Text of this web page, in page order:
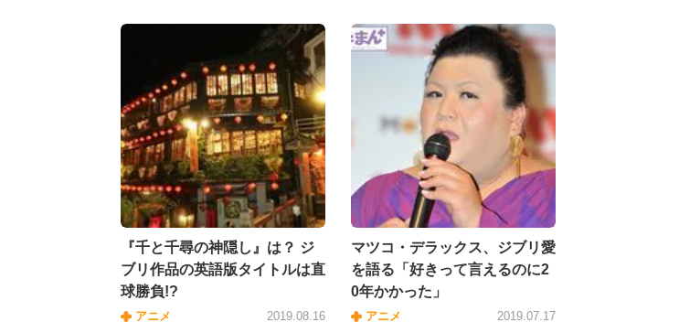
『千と千尋の神隠し』は？ ジ
ブリ作品の英語版タイトルは直
球勝負!?
アニメ 2019.08.16
マツコ・デラックス、ジブリ愛
を語る「好きって言えるのに2
0年かかった」
アニメ 2019.07.17